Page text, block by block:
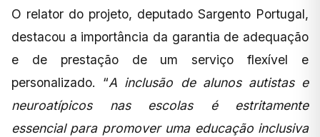
O relator do projeto, deputado Sargento Portugal,
destacou a importância da garantia de adequação
e de prestação de um serviço flexível e
personalizado. “A inclusão de alunos autistas e
neuroatípicos nas escolas é estritamente
essencial para promover uma educação inclusiva